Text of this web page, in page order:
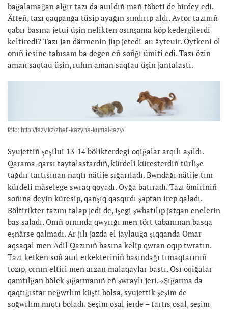
bağalamağan alğır tazı da auıldıñ mañ töbeti de birdey edi.
Ätteñ, tazı qaqpanğa tüsip ayağın sındırıp aldı. Avtor tazınıñ
qabır basına jetui üşin nelikten osınşama köp kedergilerdi
keltiredi? Tazı jan därmenin jiıp jetedi-au äyteuir. Öytkeni ol
onıñ iesine tabısam ba degen eñ soñğı ümiti edi. Tazı özin
aman saqtau üşin, ruhın aman saqtau üşin jantalastı.
foto: http://tazy.kz/zheti-kazyna-kumai-tazy/
Syujettiñ şeşilui 13-14 bölikterdegi oqiğalar arqılı aşıldı.
Qarama-qarsı taytalastardıñ, kürdeli küresterdiñ türlişe
tağdır tartısınan naqtı nätije şığarıladı. Bwndağı nätije tım
kürdeli mäselege swraq qoyadı. Oyğa batıradı. Tazı ömiriniñ
soñına deyin küresip, qanşıq qasqırdı şaptan irep qaladı.
Böltirikter tazını talap jedi de, işegi şwbatılıp jatqan enelerin
bas saladı. Onıñ ornında qwyrığı men tört tabanınan basqa
eşnärse qalmadı. Är jılı jazda el jaylauğa şıqqanda Omar
aqsaqal men Ädil Qazınıñ basına kelip qwran oqıp twratın.
Tazı ketken soñ auıl erkekteriniñ basındağı tımaqtarınıñ
tozıp, ornın eltiri men arzan malaqaylar bastı. Osı oqiğalar
qamtılğan bölek şığarmanıñ eñ şwraylı jeri. «Şığarma da
qaqtığıstar neğwrlım küşti bolsa, syujettik şeşim de
soğwrlım mıqtı boladı. Şeşim osal jerde – tartıs osal, şeşim